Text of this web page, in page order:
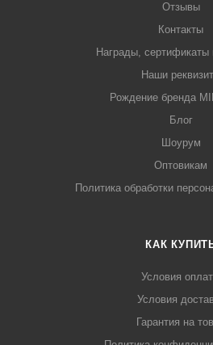
Отзывы
Контакты
Награды, сертификаты
Наши
Рождение бренда
Блог
Шоурум
Оптовикам
Политика обработки
КАК
Условия
Условия
Гарантия на